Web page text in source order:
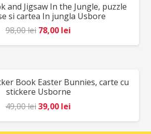
64,00 lei.
and Jigsaw In the Jungle, puzzle
si cartea In jungla Usbore
98,00lei Prețul
inițial
98,00 lei.
78,00 lei
curent
Book Easter Bunnies, carte cu
stickere Usborne
49,00leiPrețul
inițial
39,00 lei
curent